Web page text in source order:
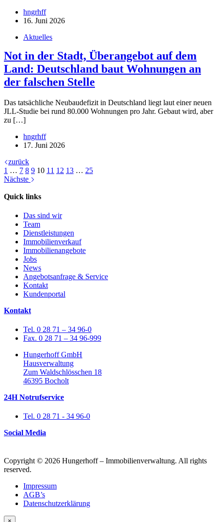
hngrhff
16. Juni 2026
Aktuelles
Not in der Stadt, Überangebot auf dem
Land: Deutschland baut Wohnungen an
der falschen Stelle
Das tatsächliche Neubaudefizit in Deutschland liegt laut einer neuen
JLL-Studie bei rund 80.000 Wohnungen pro Jahr. Gebaut wird, aber
zu […]
hngrhff
17. Juni 2026
zurück
1 … 7 8 9 10 11 12 13 … 25
Nächste
Quick links
Das sind wir
Team
Dienstleistungen
Immobilienverkauf
Immobilienangebote
Jobs
News
Angebotsanfrage & Service
Kontakt
Kundenportal
Kontakt
Tel. 0 28 71 – 34 96-0
Fax. 0 28 71 – 34 96-999
Hungerhoff GmbH
Hausverwaltung
Zum Waldschlösschen 18
46395 Bocholt
24H Notrufservice
Tel. 0 28 71 - 34 96-0
Social Media
Copyright © 2026 Hungerhoff – Immobilienverwaltung. All rights
reserved.
Impressum
AGB’s
Datenschutzerklärung